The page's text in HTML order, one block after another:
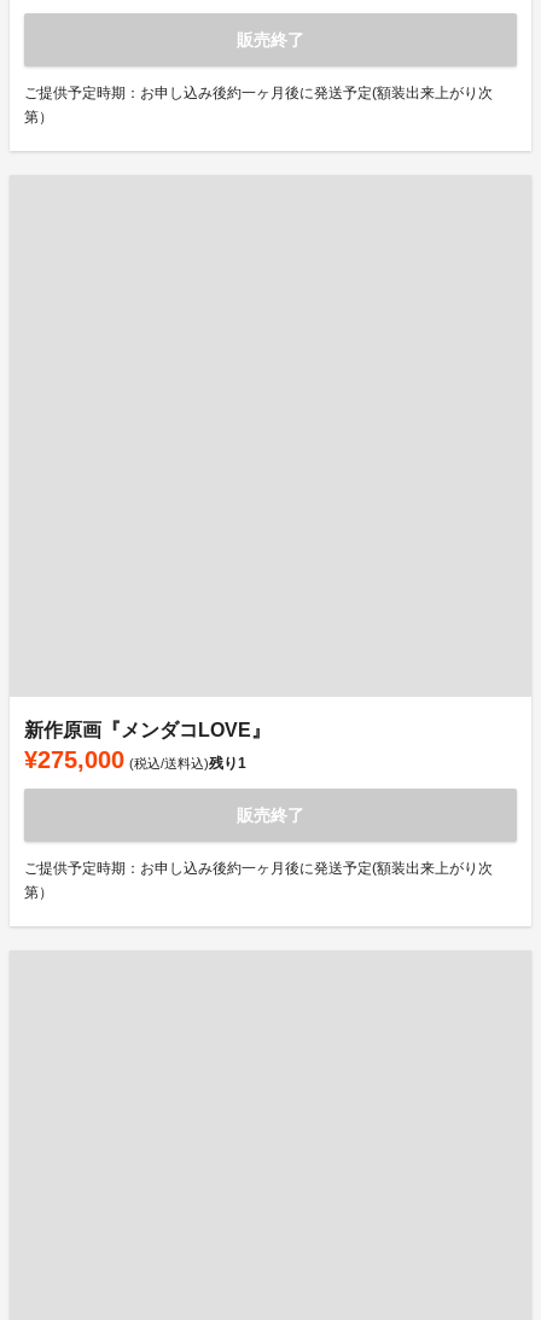
販売終了
ご提供予定時期：お申し込み後約一ヶ月後に発送予定(額装出来上がり次
第）
新作原画『メンダコLOVE』
¥275,000 (税込/送料込)残り1
販売終了
ご提供予定時期：お申し込み後約一ヶ月後に発送予定(額装出来上がり次
第）